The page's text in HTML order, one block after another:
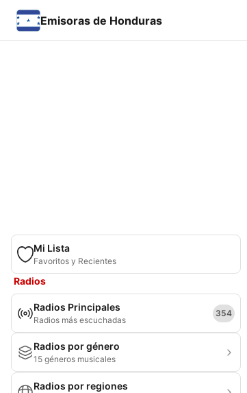
Emisoras de Honduras
Mi Lista
Favoritos y Recientes
Radios
Radios Principales
Radios más escuchadas
354
Radios por género
15 géneros musicales
Radios por regiones